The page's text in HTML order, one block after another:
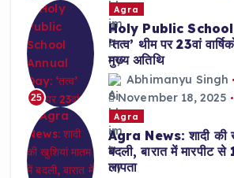
25
Agra
Holy Public
‘तत्व’ थीम पर 23वां
मुख्य अतिथि
Abhimanyu Singh
November 18, 2025
Agra
Agra News: शादी की
बदली, बारात में मारपीट से
लापता